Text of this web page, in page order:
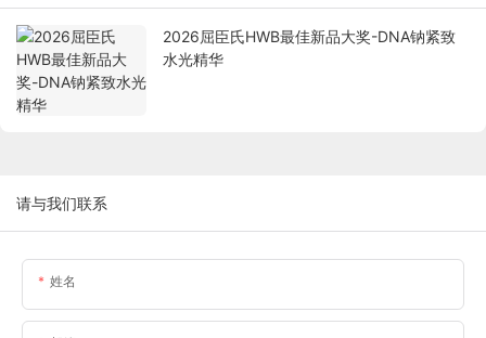
2026屈臣氏HWB最佳新品大奖-DNA钠紧致
水光精华
请与我们联系
姓名